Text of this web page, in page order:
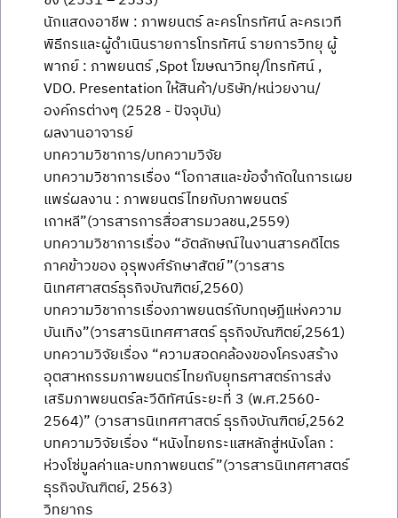
นักแสดงอาชีพ : ภาพยนตร์ ละครโทรทัศน์ ละครเวที
พิธีกรและผู้ดำเนินรายการโทรทัศน์ รายการวิทยุ ผู้
พากย์ : ภาพยนตร์ ,Spot โฆษณาวิทยุ/โทรทัศน์ ,
VDO. Presentation ให้สินค้า/บริษัท/หน่วยงาน/
องค์กรต่างๆ (2528 - ปัจจุบัน)
ผลงานอาจารย์
บทความวิชาการ/บทความวิจัย
บทความวิชาการเรื่อง “โอกาสและข้อจำกัดในการเผย
แพร่ผลงาน : ภาพยนตร์ไทยกับภาพยนตร์
เกาหลี”(วารสารการสื่อสารมวลชน,2559)
บทความวิชาการเรื่อง “อัตลักษณ์ในงานสารคดีไตร
ภาคข้าวของ อุรุพงศ์รักษาสัตย์”(วารสาร
นิเทศศาสตร์ธุรกิจบัณฑิตย์,2560)
บทความวิชาการเรื่องภาพยนตร์กับทฤษฎีแห่งความ
บันเทิง”(วารสารนิเทศศาสตร์ ธุรกิจบัณฑิตย์,2561)
บทความวิจัยเรื่อง “ความสอดคล้องของโครงสร้าง
อุตสาหกรรมภาพยนตร์ไทยกับยุทธศาสตร์การส่ง
เสริมภาพยนตร์ละวีดิทัศน์ระยะที่ 3 (พ.ศ.2560-
2564)” (วารสารนิเทศศาสตร์ ธุรกิจบัณฑิตย์,2562
บทความวิจัยเรื่อง “หนังไทยกระแสหลักสู่หนังโลก :
ห่วงโซ่มูลค่าและบทภาพยนตร์”(วารสารนิเทศศาสตร์
ธุรกิจบัณฑิตย์, 2563)
วิทยากร